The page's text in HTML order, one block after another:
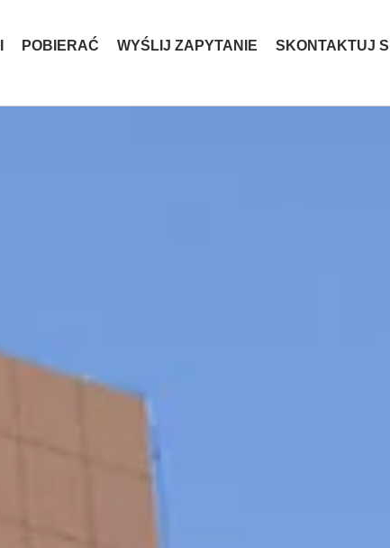
POBIERAĆ WYŚLIJ ZAPYTANIE SKONTAKTUJ